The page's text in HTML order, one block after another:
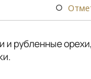
и рубленные